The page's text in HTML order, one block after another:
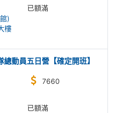
)
樓
已額滿
動員五日營【確定開班】
7660
已額滿